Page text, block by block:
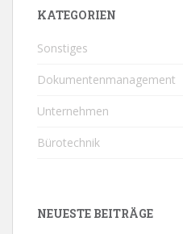
KATEGORIEN
Sonstiges
Dokumentenmanagement
Unternehmen
Bürotechnik
NEUESTE BEITRÄGE